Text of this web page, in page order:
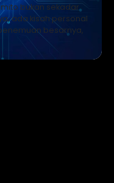
bukan sekadar
ada kisah personal
besarnya,